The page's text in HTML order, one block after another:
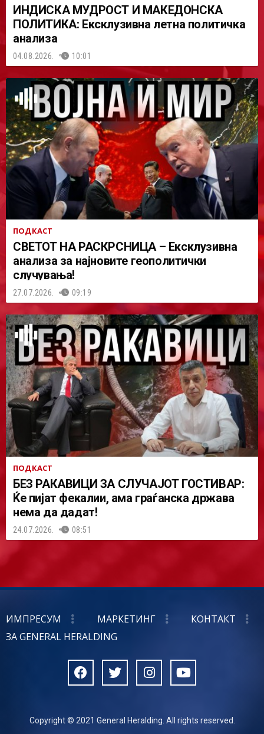
ИНДИСКА МУДРОСТ И МАКЕДОНСКА
ПОЛИТИКА: Ексклузивна летна политичка
анализа
04.08.2026. 10:01
ПОДКАСТ
СВЕТОТ НА РАСКРСНИЦА – Ексклузивна
анализа за најновите геополитички
случувања!
27.07.2026. 09:19
ПОДКАСТ
БЕЗ РАКАВИЦИ ЗА СЛУЧАЈОТ ГОСТИВАР:
Ќе пијат фекалии, ама граѓанска држава
нема да дадат!
24.07.2026. 08:51
ИМПРЕСУМ МАРКЕТИНГ
КОНТАКТ
ЗА GENERAL HERALDING
Copyright © 2021 General Heralding. All rights reserved.